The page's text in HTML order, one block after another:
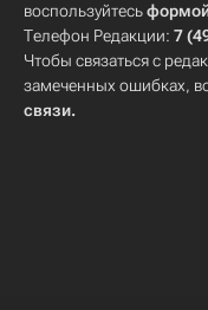
воспользуйтесь
Телефон Редакции: 7
Чтобы связаться с
замеченных ошибках,
связи.